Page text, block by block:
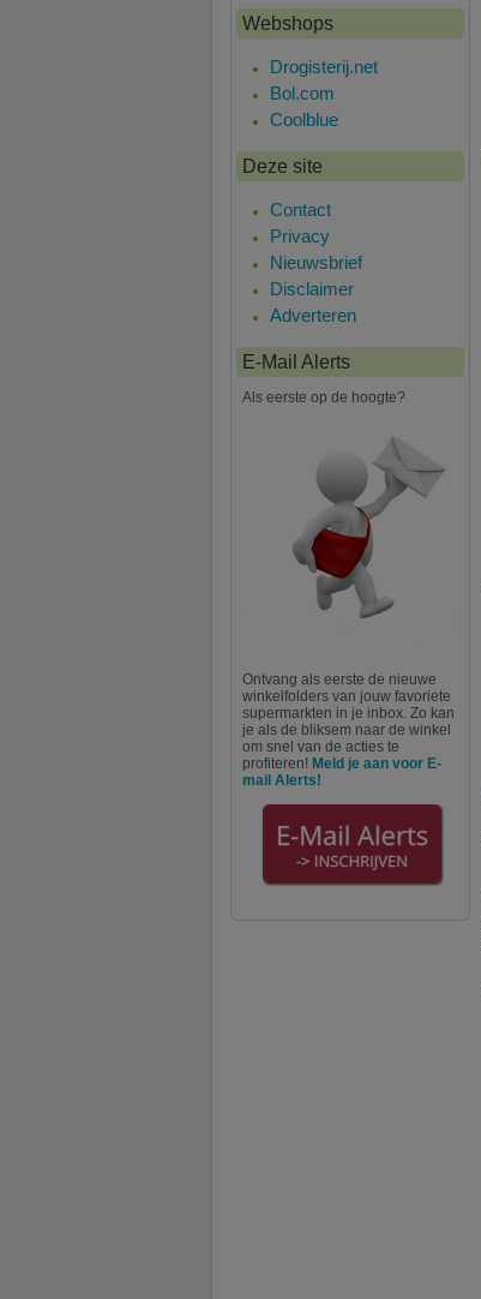
Webshops
Drogisterij.net
Bol.com
Coolblue
Deze site
Contact
Privacy
Nieuwsbrief
Disclaimer
Adverteren
E-Mail Alerts
Als eerste op de hoogte?
Ontvang als eerste de nieuwe
winkelfolders van jouw favoriete
supermarkten in je inbox. Zo kan
je als de bliksem naar de winkel
om snel van de acties te
profiteren! Meld je aan voor E-
mail Alerts!